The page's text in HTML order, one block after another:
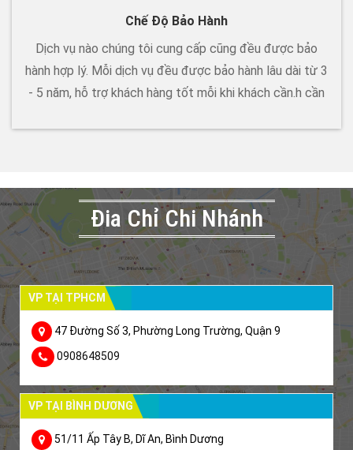
Chế Độ Bảo Hành
Dịch vụ nào chúng tôi cung cấp cũng đều được bảo
hành hợp lý. Mỗi dịch vụ đều được bảo hành lâu dài từ 3
- 5 năm, hỗ trợ khách hàng tốt mỗi khi khách cần.h cần
Đia Chỉ Chi Nhánh
VP TẠI TPHCM
47 Đường Số 3, Phường Long Trường, Quận 9
0908648509
VP TẠI BÌNH DƯƠNG
51/11 Ấp Tây B, Dĩ An, Bình Dương